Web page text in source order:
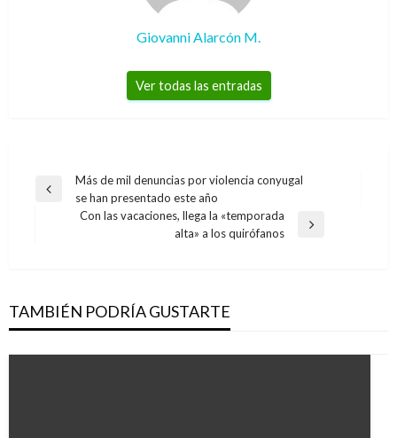
Giovanni Alarcón M.
Ver todas las entradas
Navegación
Entrada
Más de mil denuncias por violencia conyugal
se han presentado este año
Con las vacaciones, llega la «temporada
alta» a los quirófanos
TAMBIÉN PODRÍA GUSTARTE